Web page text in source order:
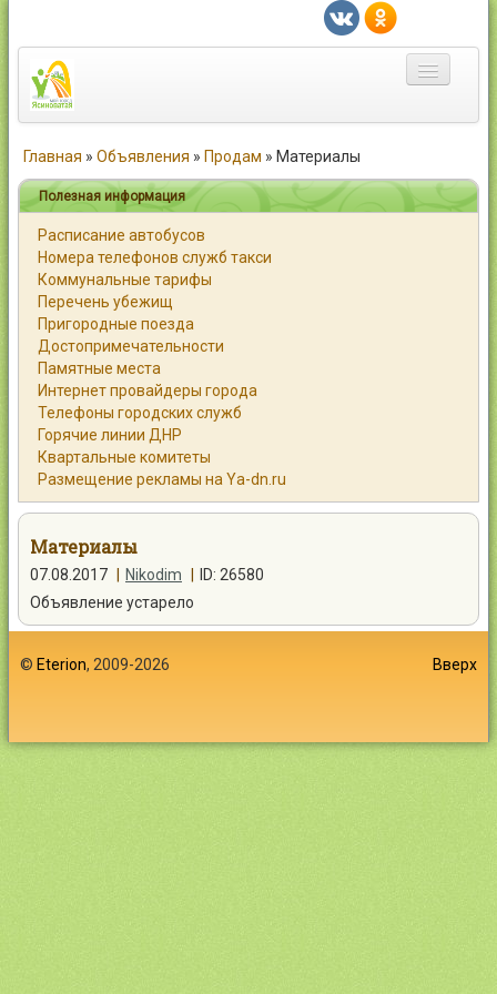
Город
Статьи
Каталог
Справочник
Работа
Объявления
Помощь
Контакты
Главная » Объявления » Продам » Материалы
Полезная информация
Расписание автобусов
Номера телефонов служб такси
Коммунальные тарифы
Перечень убежищ
Пригородные поезда
Достопримечательности
Памятные места
Интернет провайдеры города
Телефоны городских служб
Горячие линии ДНР
Квартальные комитеты
Размещение рекламы на Ya-dn.ru
Материалы
07.08.2017 Nikodim
ID: 26580
Объявление устарело
© Eterion, 2009-2026 Вверх